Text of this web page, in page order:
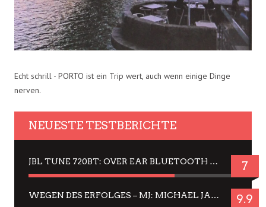
Echt schrill - PORTO ist ein Trip wert, auch wenn einige Dinge
nerven.
NEUESTE TESTBERICHTE
JBL TUNE 720BT: OVER EAR BLUETOOTH KOPFHÖRER UM DIE 50,-€ IM DAUER-TEST 7
WEGEN DES ERFOLGES – MJ: MICHAEL JACKSON MUSICAL IN EINER MATINEE SEHEN 9.9